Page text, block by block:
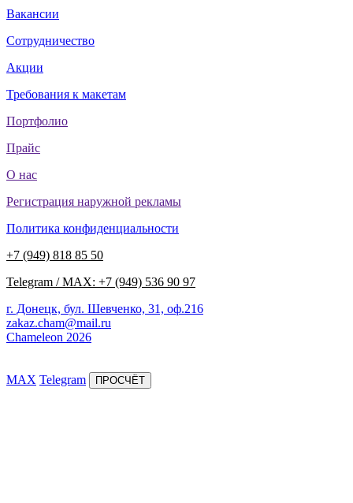
Вакансии
Сотрудничество
Акции
Требования к макетам
Портфолио
Прайс
О нас
Регистрация наружной рекламы
Политика конфиденциальности
+7 (949) 818 85 50
Telegram / MAX: +7 (949) 536 90 97
г. Донецк, бул. Шевченко, 31, оф.216
zakaz.cham@mail.ru
Chameleon 2026
MAX Telegram ПРОСЧЁТ